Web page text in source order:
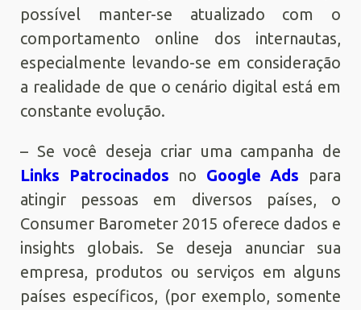
possível manter-se atualizado com o
comportamento online dos internautas,
especialmente levando-se em consideração
a realidade de que o cenário digital está em
constante evolução.
– Se você deseja criar uma campanha de
Links Patrocinados no Google Ads para
atingir pessoas em diversos países, o
Consumer Barometer 2015 oferece dados e
insights globais. Se deseja anunciar sua
empresa, produtos ou serviços em alguns
países específicos, (por exemplo, somente